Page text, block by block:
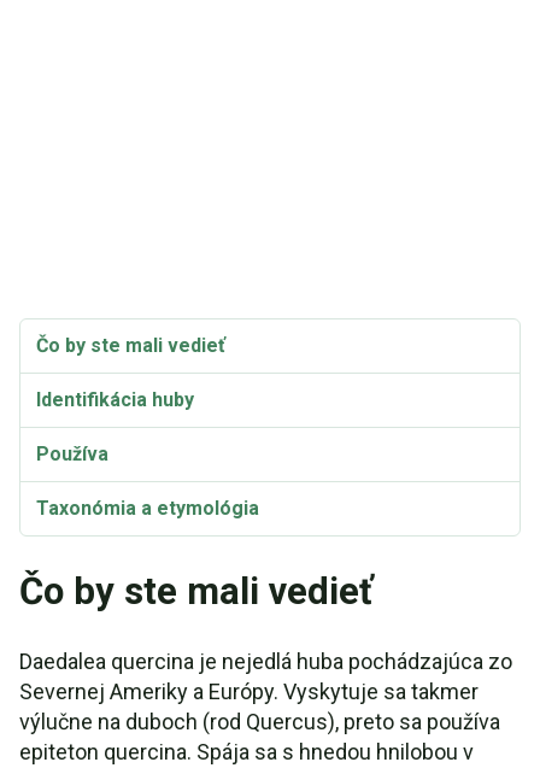
Čo by ste mali vedieť
Identifikácia huby
Používa
Taxonómia a etymológia
Čo by ste mali vedieť
Daedalea quercina je nejedlá huba pochádzajúca zo
Severnej Ameriky a Európy. Vyskytuje sa takmer
výlučne na duboch (rod Quercus), preto sa používa
epiteton quercina. Spája sa s hnedou hnilobou v